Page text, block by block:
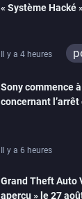
« Système Hacké
Il y a 4 heures
Sony commence
concernant
Il y a 6 heures
Grand Theft Auto
aperçu » le 27